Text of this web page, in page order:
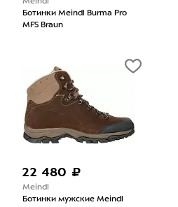
Meindl
Ботинки Meindl Burma Pro
MFS Braun
22 480 ₽
Meindl
Ботинки мужские Meindl